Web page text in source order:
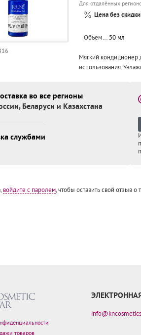
Для отдалённых
Цена без скидки
Объем 50 мл
Мягкий кондиционер
использования.
во все регионы
Беларуси и Казахстана
службами
войдите с паролем, чтобы оставить свой отзыв о
товаров